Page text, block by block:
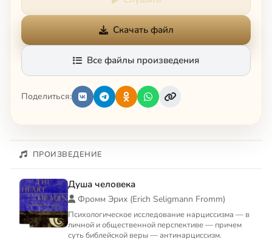
Скачать файл
Все файлы произведения
Поделиться:
ПРОИЗВЕДЕНИЕ
Душа человека
Фромм Эрих (Erich Seligmann Fromm)
Психологическое исследование нарциссизма — в
личной и общественной перспективе — причем
суть библейской веры — антинарциссизм.